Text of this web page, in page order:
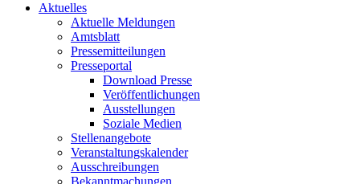
Aktuelles
Aktuelle Meldungen
Amtsblatt
Pressemitteilungen
Presseportal
Download Presse
Veröffentlichungen
Ausstellungen
Soziale Medien
Stellenangebote
Veranstaltungskalender
Ausschreibungen